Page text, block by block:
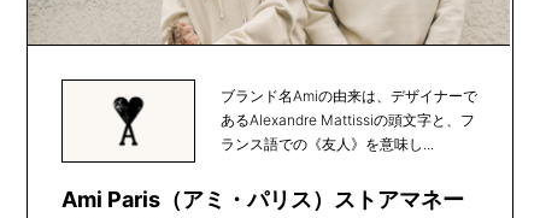
ブランド名Amiの由来は、デザイナーで
あるAlexandre Mattissiの頭文字と、フ
ランス語での《友人》を意味し...
Ami Paris（アミ・パリス）ストアマネー